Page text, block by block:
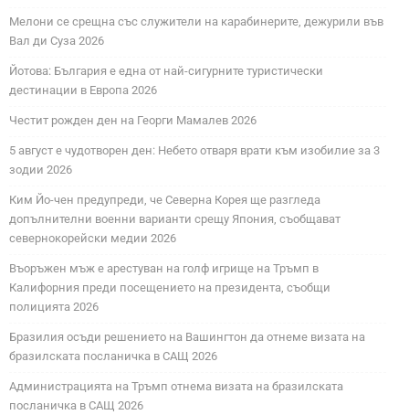
Мелони се срещна със служители на карабинерите, дежурили във
Вал ди Суза 2026
Йотова: България е една от най-сигурните туристически
дестинации в Европа 2026
Честит рожден ден на Георги Мамалев 2026
5 август е чудотворен ден: Небето отваря врати към изобилие за 3
зодии 2026
Ким Йо-чен предупреди, че Северна Корея ще разгледа
допълнителни военни варианти срещу Япония, съобщават
севернокорейски медии 2026
Въоръжен мъж е арестуван на голф игрище на Тръмп в
Калифорния преди посещението на президента, съобщи
полицията 2026
Бразилия осъди решението на Вашингтон да отнеме визата на
бразилската посланичка в САЩ 2026
Администрацията на Тръмп отнема визата на бразилската
посланичка в САЩ 2026